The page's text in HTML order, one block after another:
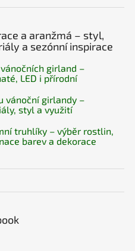
a aranžmá – styl,
a sezónní inspirace
girland –
LED i přírodní
vánoční girlandy –
styl a využití
truhlíky – výběr rostlin,
barev a dekorace